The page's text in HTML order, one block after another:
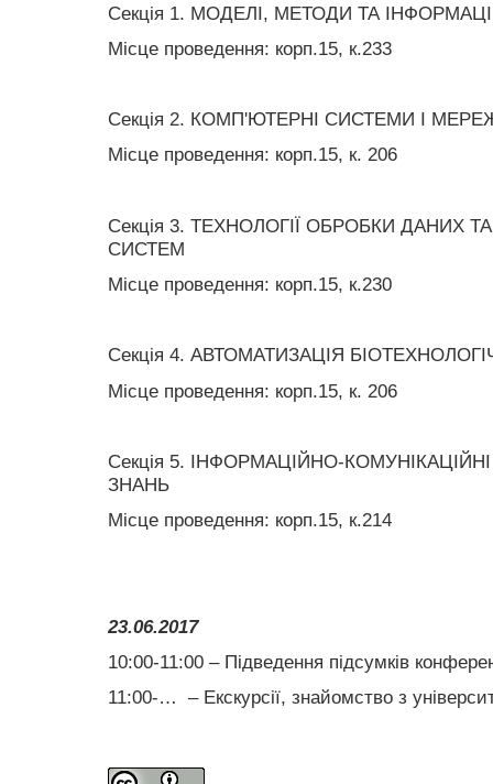
Секція 1. МОДЕЛІ, МЕТОДИ ТА
Місце проведення: корп.15, к.233
Секція 2. КОМП'ЮТЕРНІ СИСТЕМИ І
Місце проведення: корп.15, к. 206
Секція 3. ТЕХНОЛОГІЇ ОБРОБКИ ДАНИХ
СИСТЕМ
Місце проведення: корп.15, к.230
Секція 4. АВТОМАТИЗАЦІЯ
Місце проведення: корп.15, к. 206
Секція 5. ІНФОРМАЦІЙНО-
ЗНАНЬ
Місце проведення: корп.15, к.214
23.06.2017
10:00-11:00 – Підведення підсумків
11:00-… – Екскурсії, знайомство з